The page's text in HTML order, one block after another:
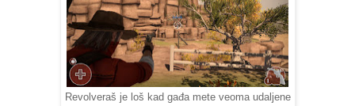
Revolveraš je loš kad gađa mete veoma udaljene